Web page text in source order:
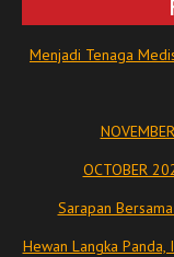
Menjadi Tenaga
OCTOBER
Sarapan
Hewan Langka Panda,